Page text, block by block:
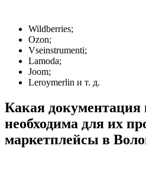
Wildberries;
Ozon;
Vseinstrumenti;
Lamoda;
Joom;
Leroymerlin и т. д.
Какая документация
необходима для их
маркетплейсы в